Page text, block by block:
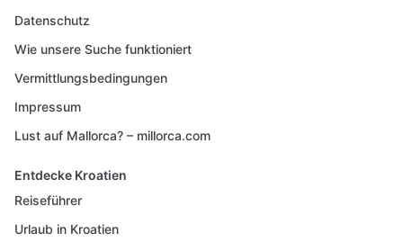
Datenschutz
Wie unsere Suche funktioniert
Vermittlungsbedingungen
Impressum
Lust auf Mallorca? – millorca.com
Entdecke Kroatien
Reiseführer
Urlaub in Kroatien